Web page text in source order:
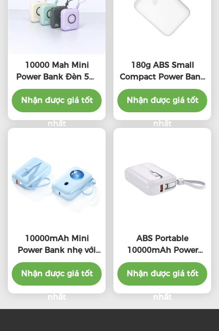
10000 Mah Mini
Power Bank Đèn 5W
Điện không dây Dễ
mang
Nhận được giá tốt
nhất
180g ABS Small
Compact Power Bank
10000mah Với PD20W
đầu ra
Nhận được giá tốt
nhất
10000mAh Mini
Power Bank nhẹ với
đầu vào loại C
PD22.5W
Nhận được giá tốt
nhất
ABS Portable
10000mAh Power
Bank Thiết kế gọn
gàng và nhỏ gọn OEM
có sẵn
Nhận được giá tốt
nhất